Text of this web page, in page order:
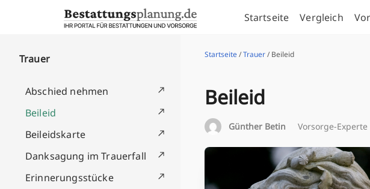
Skip to content
Startseite Vergleich
Trauer
Abschied nehmen
Beileid
Beileidskarte
Danksagung im Trauerfall
Erinnerungsstücke
Startseite/Trauer/ Beileid
Beileid
Günther Betin Vorsorge-Experte